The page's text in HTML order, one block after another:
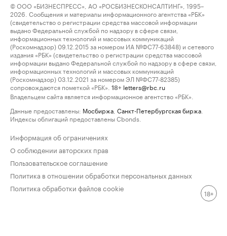
© ООО «БИЗНЕСПРЕСС», АО «РОСБИЗНЕСКОНСАЛТИНГ», 1995–
2026. Сообщения и материалы информационного агентства «РБК»
(свидетельство о регистрации средства массовой информации
выдано Федеральной службой по надзору в сфере связи,
информационных технологий и массовых коммуникаций
(Роскомнадзор) 09.12.2015 за номером ИА №ФС77-63848) и сетевого
издания «РБК» (свидетельство о регистрации средства массовой
информации выдано Федеральной службой по надзору в сфере связи,
информационных технологий и массовых коммуникаций
(Роскомнадзор) 03.12.2021 за номером ЭЛ №ФС77-82385)
сопровождаются пометкой «РБК».
18+ letters@rbc.ru
Владельцем сайта является информационное агентство «РБК».
Данные предоставлены: Мосбиржа Санкт-Петербургская биржа
Индексы облигаций предоставлены Cbonds.
Информация об ограничениях
О соблюдении авторских прав
Пользовательское соглашение
Политика в отношении обработки персональных данных
Политика обработки файлов cookie
18+